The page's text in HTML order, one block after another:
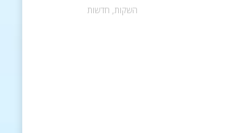
השקות, חדשות